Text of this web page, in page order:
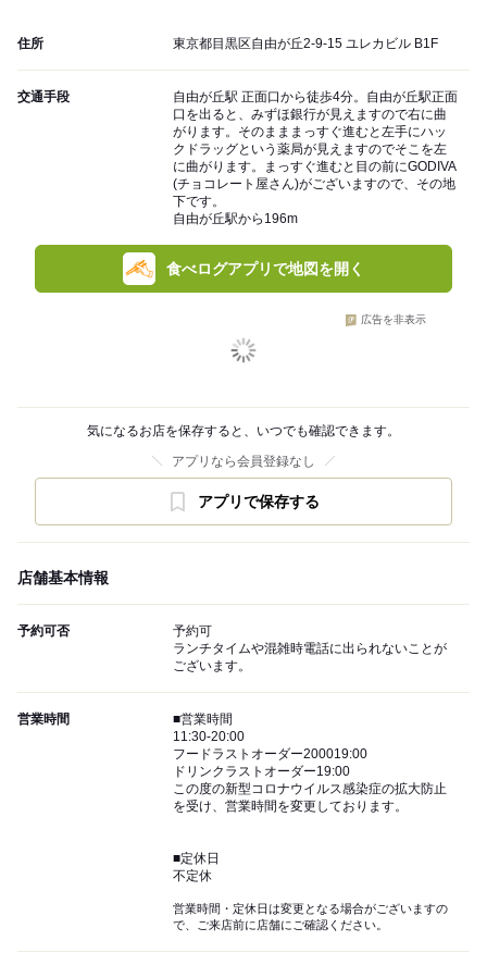
住所 東京都目黒区自由が丘2-9-15 ユレカビル B1F
交通手段
自由が丘駅 正面口から徒歩4分。自由が丘駅正面
口を出ると、みずほ銀行が見えますので右に曲
がります。そのまままっすぐ進むと左手にハッ
クドラッグという薬局が見えますのでそこを左
に曲がります。まっすぐ進むと目の前にGODIVA
(チョコレート屋さん)がございますので、その地
下です。
自由が丘駅から196m
食べログアプリで地図を開く
広告を非表示
気になるお店を保存すると、いつでも確認できます。
アプリなら会員登録なし
アプリで保存する
店舗基本情報
予約可否
予約可
ランチタイムや混雑時電話に出られないことが
ございます。
営業時間
■営業時間
11:30-20:00
フードラストオーダー200019:00
ドリンクラストオーダー19:00
この度の新型コロナウイルス感染症の拡大防止
を受け、営業時間を変更しております。
■定休日
不定休
営業時間・定休日は変更となる場合がございますの
で、ご来店前に店舗にご確認ください。